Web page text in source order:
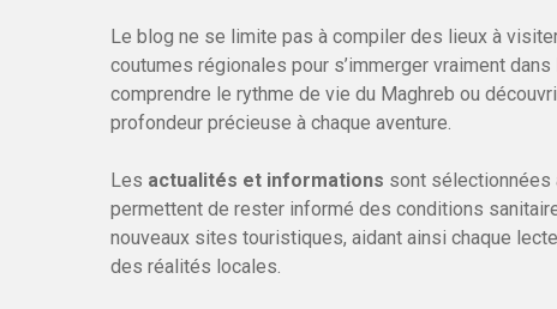
Le blog ne se limite pas à compiler des lieux à
coutumes régionales pour s’immerger vraiment
comprendre le rythme de vie du Maghreb ou
profondeur précieuse à chaque aventure.
Les actualités et informations sont sélectionnées
permettent de rester informé des conditions
nouveaux sites touristiques, aidant ainsi chaque
des réalités locales.